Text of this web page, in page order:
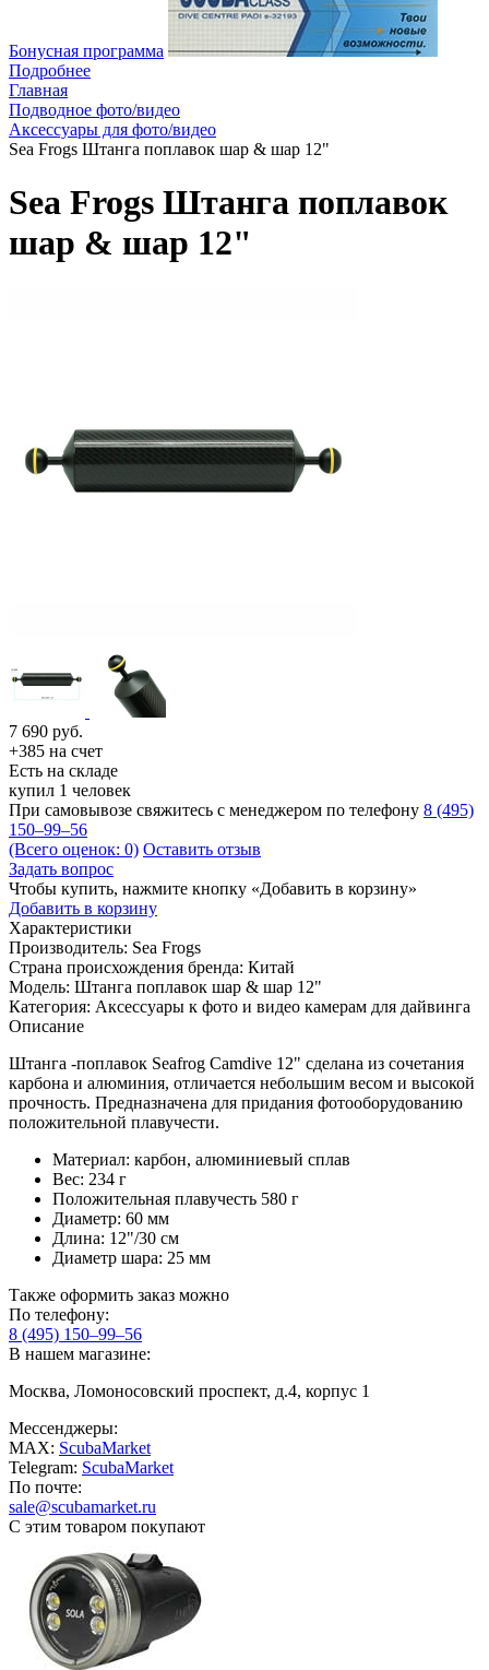
Бонусная программа
Подробнее
Главная
Подводное фото/видео
Аксессуары для фото/видео
Sea Frogs Штанга поплавок шар & шар 12"
Sea Frogs Штанга поплавок
шар & шар 12"
7 690 руб.
+385 на счет
Есть на складе
купил 1 человек
При самовывозе свяжитесь с менеджером по телефону 8 (495)
150–99–56
(Всего оценок: 0) Оставить отзыв
Задать вопрос
Чтобы купить, нажмите кнопку «Добавить в корзину»
Добавить в корзину
Характеристики
Производитель: Sea Frogs
Страна происхождения бренда: Китай
Модель: Штанга поплавок шар & шар 12"
Категория: Аксессуары к фото и видео камерам для дайвинга
Описание
Штанга -поплавок Seafrog Camdive 12" сделана из сочетания
карбона и алюминия, отличается небольшим весом и высокой
прочность. Предназначена для придания фотооборудованию
положительной плавучести.
Материал: карбон, алюминиевый сплав
Вес: 234 г
Положительная плавучесть 580 г
Диаметр: 60 мм
Длина: 12"/30 см
Диаметр шара: 25 мм
Также оформить заказ можно
По телефону:
8 (495) 150–99–56
В нашем магазине:
Москва, Ломоносовский проспект, д.4, корпус 1
Мессенджеры:
MAX: ScubaMarket
Telegram: ScubaMarket
По почте:
sale@scubamarket.ru
С этим товаром покупают